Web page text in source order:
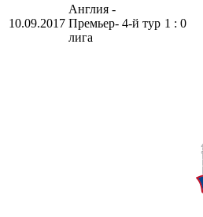
10.09.2017
Англия -
Премьер-
лига
4-й тур 1 : 0